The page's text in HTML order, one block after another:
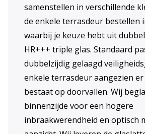
samenstellen in verschillende
de enkele terrasdeur bestellen
waarbij je keuze hebt uit
HR+++ triple glas. Standaard
dubbelzijdig gelaagd
enkele terrasdeur aangezien er
bestaat op doorvallen. Wij
binnenzijde voor een hogere
inbraakwerendheid en optisch